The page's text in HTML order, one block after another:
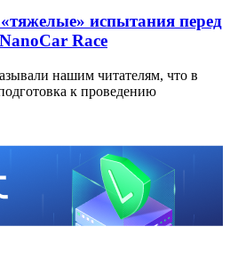
испытания перед
Race
нашим читателям, что в
к проведению